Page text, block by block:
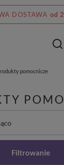
DOSTAWA od
pomocnicze
Filtrowanie